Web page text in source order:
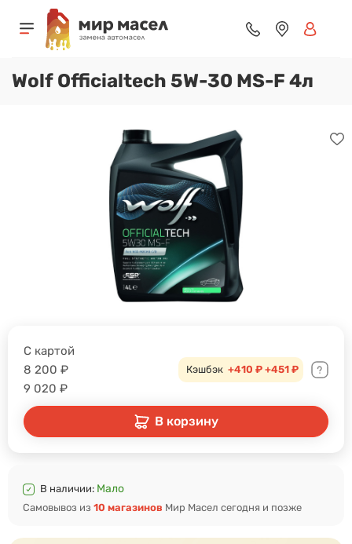
Wolf Officialtech 5W-30 MS-F 4л
С картой
8 200 ₽
9 020 ₽
Кэшбэк +410 ₽ +451 ₽
В корзину
В наличии: Мало
Самовывоз из 10 магазинов Мир Масел сегодня и позже